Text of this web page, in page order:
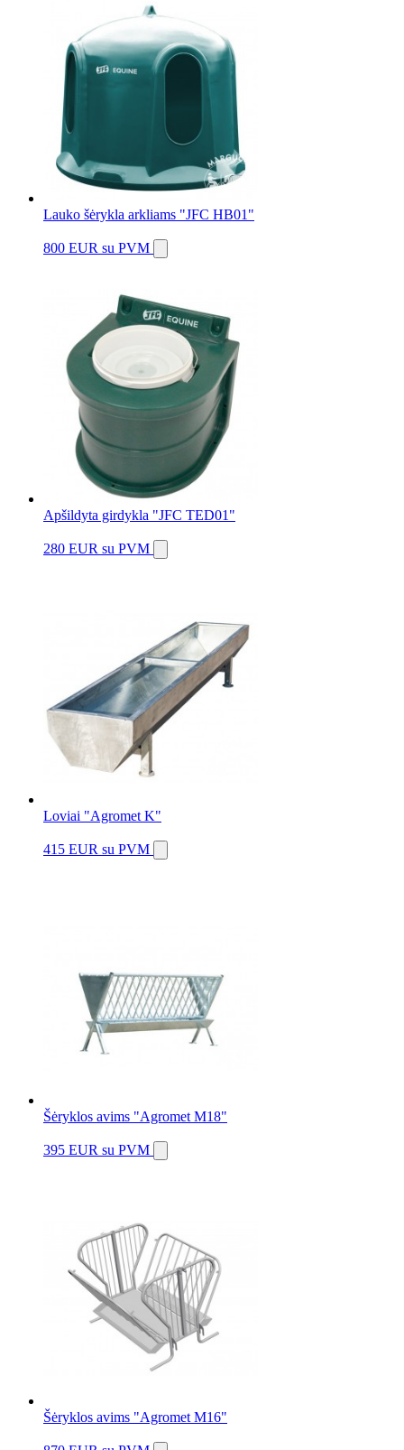
Lauko šėrykla arkliams "JFC HB01"
800 EUR su PVM
Apšildyta girdykla "JFC TED01"
280 EUR su PVM
Loviai "Agromet K"
415 EUR su PVM
Šėryklos avims "Agromet M18"
395 EUR su PVM
Šėryklos avims "Agromet M16"